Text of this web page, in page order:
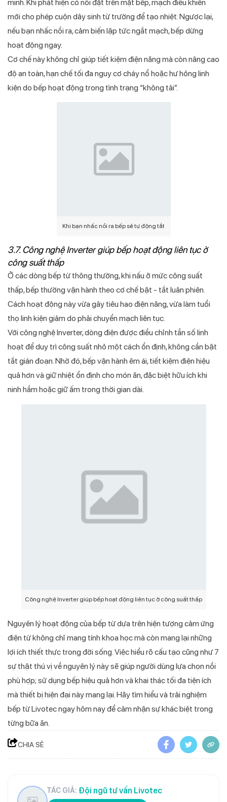
minh. Khi phát hiện có nồi đặt trên mặt bếp, mạch điều khiển
mới cho phép cuộn dây sinh từ trường để tạo nhiệt. Ngược lại,
nếu bạn nhấc nồi ra, cảm biến lập tức ngắt mạch, bếp dừng
hoạt động ngay.
Cơ chế này không chỉ giúp tiết kiệm điện năng mà còn nâng cao
độ an toàn, hạn chế tối đa nguy cơ cháy nổ hoặc hư hỏng linh
kiện do bếp hoạt động trong tình trạng “không tải”.
Khi bạn nhấc nồi ra bếp sẽ tự động tắt
3.7. Công nghệ Inverter giúp bếp hoạt động liên tục ở
công suất thấp
Ở các dòng bếp từ thông thường, khi nấu ở mức công suất
thấp, bếp thường vận hành theo cơ chế bật - tắt luân phiên.
Cách hoạt động này vừa gây tiêu hao điện năng, vừa làm tuổi
thọ linh kiện giảm do phải chuyển mạch liên tục.
Với công nghệ Inverter, dòng điện được điều chỉnh tần số linh
hoạt để duy trì công suất nhỏ một cách ổn định, không cần bật
tắt gián đoạn. Nhờ đó, bếp vận hành êm ái, tiết kiệm điện hiệu
quả hơn và giữ nhiệt ổn định cho món ăn, đặc biệt hữu ích khi
ninh hầm hoặc giữ ấm trong thời gian dài.
Công nghệ Inverter giúp bếp hoạt động liên tục ở công suất thấp
Nguyên lý hoạt động của bếp từ dựa trên hiện tượng cảm ứng
điện từ không chỉ mang tính khoa học mà còn mang lại những
lợi ích thiết thực trong đời sống. Việc hiểu rõ cấu tạo cũng như 7
sự thật thú vị về nguyên lý này sẽ giúp người dùng lựa chọn nồi
phù hợp; sử dụng bếp hiệu quả hơn và khai thác tối đa tiện ích
mà thiết bị hiện đại này mang lại. Hãy tìm hiểu và trải nghiệm
bếp từ Livotec ngay hôm nay để cảm nhận sự khác biệt trong
từng bữa ăn.
CHIA SẺ
TÁC GIẢ: Đội ngũ tư vấn Livotec